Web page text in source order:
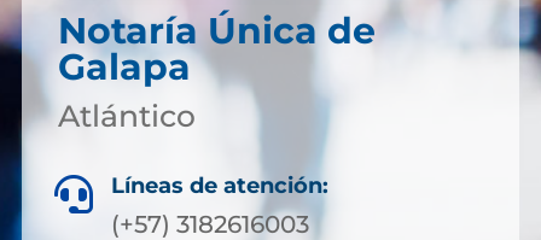
Notaría Única de
Galapa
Atlántico
 Líneas de atención:
(+57) 3182616003